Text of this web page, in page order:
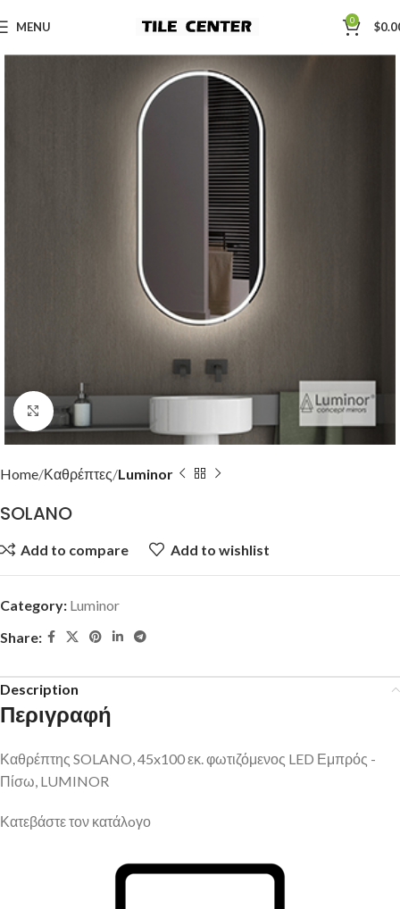
MENU 0 $
Click to enlarge
Home Καθρέπτες Luminor
SOLANO
Add to compare Add to wishlist
Category: Luminor
Share:
Description
Περιγραφή
Καθρέπτης SOLANO, 45x100 εκ. φωτιζόμενος LED Εμπρός -
Πίσω, LUMINOR
Κατεβάστε τον κατάλoγο